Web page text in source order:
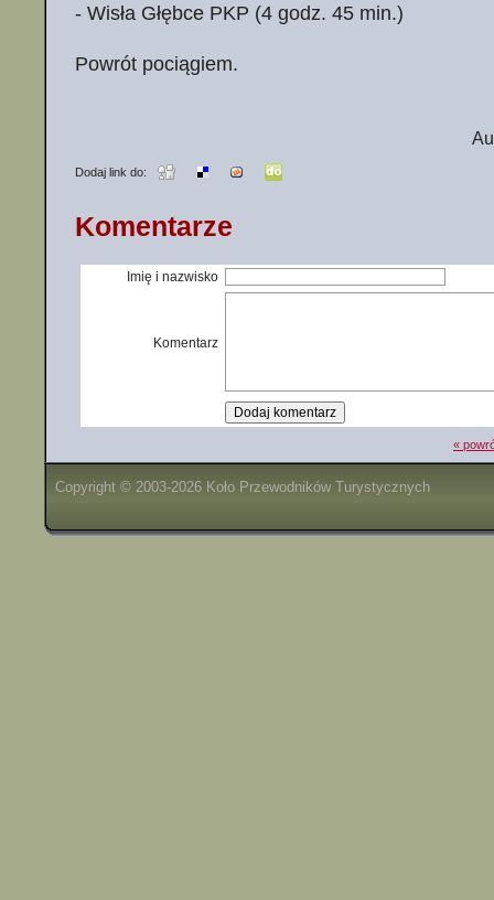
- Wisła Głębce PKP (4 godz. 45 min.)
Powrót pociągiem.
Dodaj link do:
Komentarze
Imię i nazwisko
Komentarz
«
Copyright © 2003-2026 Koło Przewodników Turystycznych